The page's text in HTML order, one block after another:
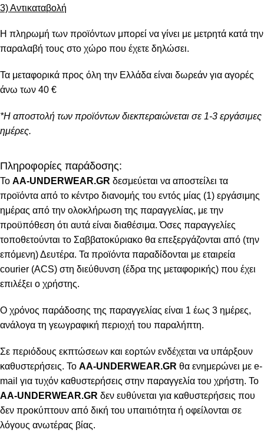
3) Αντικαταβολή
Η πληρωμή των προϊόντων μπορεί να γίνει με μετρητά κατά την
παραλαβή τους στο χώρο που έχετε δηλώσει.
Τα μεταφορικά προς όλη την Ελλάδα είναι δωρεάν για αγορές
άνω των 40 €
*Η αποστολή των προϊόντων διεκπεραιώνεται σε 1-3 εργάσιμες
ημέρες.
Πληροφορίες παράδοσης:
To AA-UNDERWEAR.GR δεσμεύεται να αποστείλει τα
προϊόντα από το κέντρο διανομής του εντός μίας (1) εργάσιμης
ημέρας από την ολοκλήρωση της παραγγελίας, με την
προϋπόθεση ότι αυτά είναι διαθέσιμα. Όσες παραγγελίες
τοποθετούνται το Σαββατοκύριακο θα επεξεργάζονται από (την
επόμενη) Δευτέρα. Τα προϊόντα παραδίδονται με εταιρεία
courier (ACS) στη διεύθυνση (έδρα της μεταφορικής) που έχει
επιλέξει ο χρήστης.
Ο χρόνος παράδοσης της παραγγελίας είναι 1 έως 3 ημέρες,
ανάλογα τη γεωγραφική περιοχή του παραλήπτη.
Σε περιόδους εκπτώσεων και εορτών ενδέχεται να υπάρξουν
καθυστερήσεις. Το AA-UNDERWEAR.GR θα ενημερώνει με e-
mail για τυχόν καθυστερήσεις στην παραγγελία του χρήστη. Το
AA-UNDERWEAR.GR δεν ευθύνεται για καθυστερήσεις που
δεν προκύπτουν από δική του υπαιτιότητα ή οφείλονται σε
λόγους ανωτέρας βίας.